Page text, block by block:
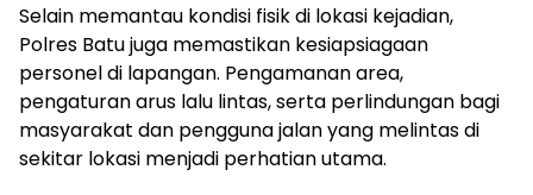
Selain memantau kondisi fisik di lokasi kejadian,
Polres Batu juga memastikan kesiapsiagaan
personel di lapangan. Pengamanan area,
pengaturan arus lalu lintas, serta perlindungan bagi
masyarakat dan pengguna jalan yang melintas di
sekitar lokasi menjadi perhatian utama.